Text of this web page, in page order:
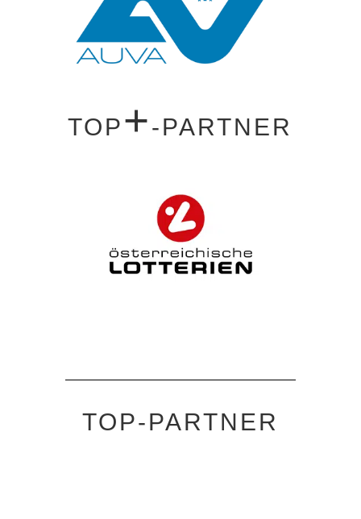
TOP+-PARTNER
TOP-PARTNER